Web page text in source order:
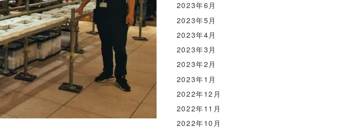
2023年6月
2023年5月
2023年4月
2023年3月
2023年2月
2023年1月
2022年12月
2022年11月
2022年10月